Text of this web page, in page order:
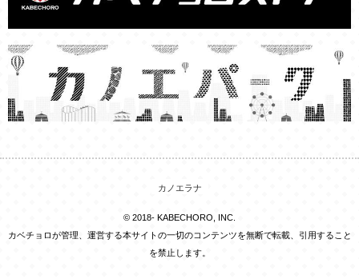
カノエラナ
© 2018- KABECHORO, INC.
カベチョロが管理、運営する本サイトの一切のコンテンツを無断で転載、引用すること
を禁止します。